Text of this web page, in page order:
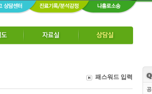
패스워드 입력